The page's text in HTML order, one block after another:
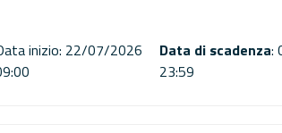
inizio: 22/07/2026
Data di scadenza:
23:59